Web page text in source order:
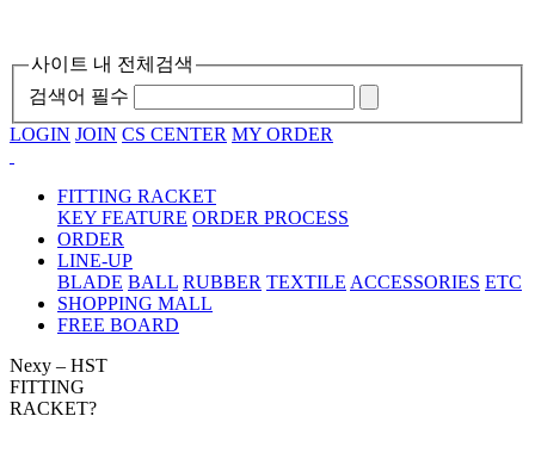
사이트 내 전체검색
검색어 필수
LOGIN JOIN CS CENTER MY ORDER
FITTING RACKET
KEY FEATURE ORDER PROCESS
ORDER
LINE-UP
BLADE BALL RUBBER TEXTILE ACCESSORIES ETC
SHOPPING MALL
FREE BOARD
Nexy – HST
FITTING
RACKET?